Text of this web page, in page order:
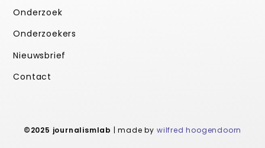
Onderzoek
Onderzoekers
Nieuwsbrief
Contact
©2025 journalismlab | made by wilfred hoogendoorn